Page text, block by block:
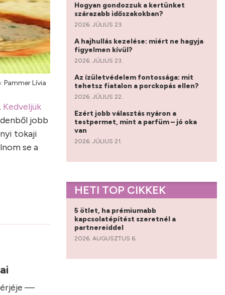
Pammer Lívia
Kedveljük
jobb
tokaji
se a
—
Hogyan gondozzuk a kertünket
szárazabb időszakokban?
2026. JÚLIUS 23.
A hajhullás kezelése: miért ne hagyja
figyelmen kívül?
2026. JÚLIUS 23.
Az ízületvédelem fontossága: mit
tehetsz fiatalon a porckopás ellen?
2026. JÚLIUS 22.
Ezért jobb választás nyáron a
testpermet, mint a parfüm – jó oka
van
2026. JÚLIUS 21.
HETI TOP CIKKEK
5 ötlet, ha prémiumabb
kapcsolatépítést szeretnél a
partnereiddel
2026. AUGUSZTUS 6.